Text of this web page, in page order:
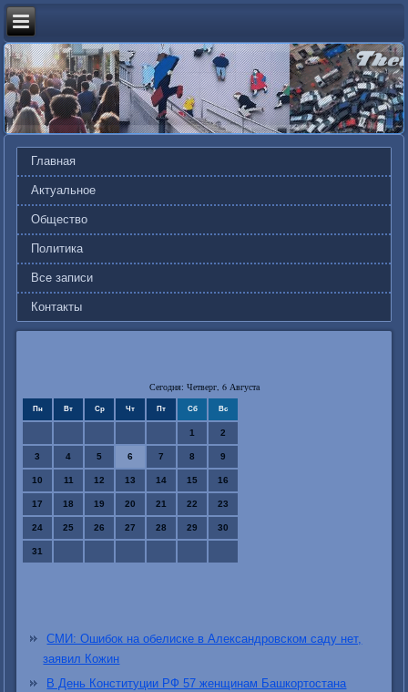
Главная
Актуальное
Общество
Политика
Все записи
Контакты
Сегодня: Четверг, 6 Августа
Пн Вт Ср Чт Пт Сб Вс
1 2
3 4 5 6 7 8 9
10 11 12 13 14 15 16
17 18 19 20 21 22 23
24 25 26 27 28 29 30
31
СМИ: Ошибок на обелиске в Александровском саду нет,
заявил Кожин
В День Конституции РФ 57 женщинам Башкортостана